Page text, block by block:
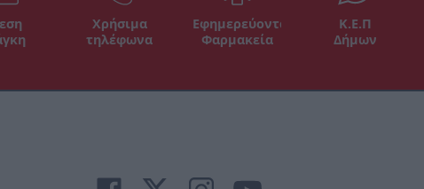
Χρήσιμα
τηλέφωνα
Εφημερεύοντα
Φαρμακεία
Κ.Ε.Π
Δήμων